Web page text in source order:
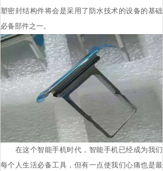
塑密封结构件将会是采用了防水技术的设备的基础
必备部件之一。
在这个智能手机时代，智能手机已经成为我们
每个人生活必备工具，但有一点使我们心痛也是最